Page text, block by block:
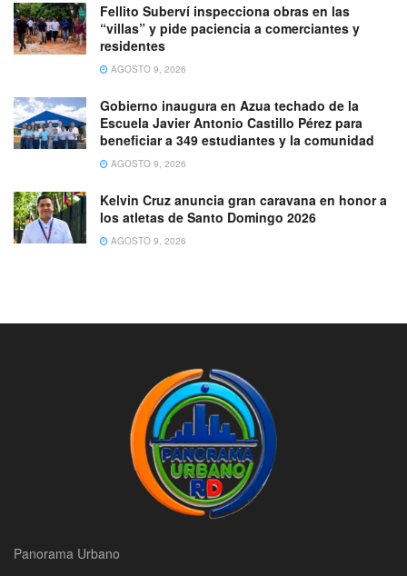
Fellito Suberví inspecciona obras en las
“villas” y pide paciencia a comerciantes y
residentes
AGOSTO 9, 2026
Gobierno inaugura en Azua techado de la
Escuela Javier Antonio Castillo Pérez para
beneficiar a 349 estudiantes y la comunidad
AGOSTO 9, 2026
Kelvin Cruz anuncia gran caravana en honor a
los atletas de Santo Domingo 2026
AGOSTO 9, 2026
Panorama Urbano